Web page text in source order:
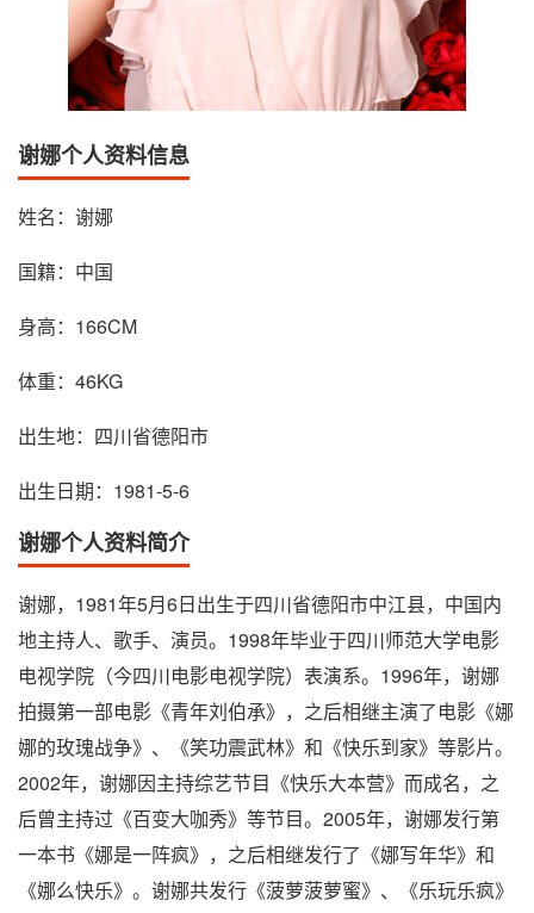
谢娜个人资料信息
姓名：谢娜
国籍：中国
身高：166CM
体重：46KG
出生地：四川省德阳市
出生日期：1981-5-6
谢娜个人资料简介
谢娜，1981年5月6日出生于四川省德阳市中江县，中国内
地主持人、歌手、演员。1998年毕业于四川师范大学电影
电视学院（今四川电影电视学院）表演系。1996年，谢娜
拍摄第一部电影《青年刘伯承》，之后相继主演了电影《娜
娜的玫瑰战争》、《笑功震武林》和《快乐到家》等影片。
2002年，谢娜因主持综艺节目《快乐大本营》而成名，之
后曾主持过《百变大咖秀》等节目。2005年，谢娜发行第
一本书《娜是一阵疯》，之后相继发行了《娜写年华》和
《娜么快乐》。谢娜共发行《菠萝菠萝蜜》、《乐玩乐疯》